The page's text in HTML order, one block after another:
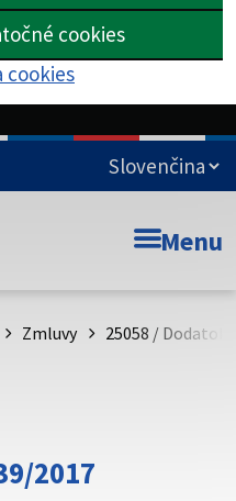
cookies
cookies
Prešovského
zdieľate informácie iba
Zabezpečená stránka
domény webového sídla.
Menu
Zmluvy 25058 / Dodatok
2017